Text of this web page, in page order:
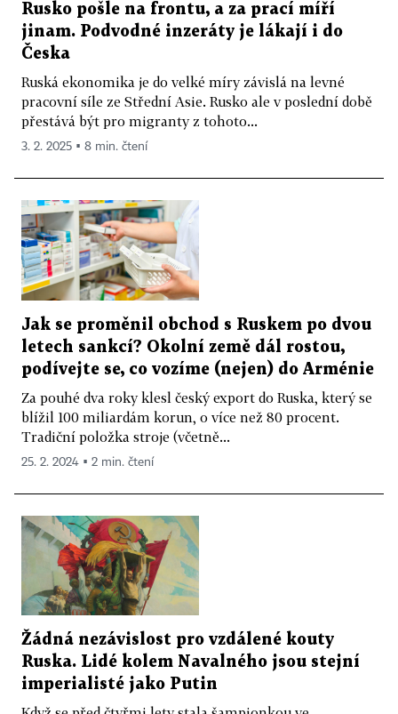
Rusko pošle na frontu, a za prací míří
jinam. Podvodné inzeráty je lákají i do
Česka
Ruská ekonomika je do velké míry závislá na levné
pracovní síle ze Střední Asie. Rusko ale v poslední době
přestává být pro migranty z tohoto...
3. 2. 2025 ▪ 8 min. čtení
Jak se proměnil obchod s Ruskem po dvou
letech sankcí? Okolní země dál rostou,
podívejte se, co vozíme (nejen) do Arménie
Za pouhé dva roky klesl český export do Ruska, který se
blížil 100 miliardám korun, o více než 80 procent.
Tradiční položka stroje (včetně...
25. 2. 2024 ▪ 2 min. čtení
Žádná nezávislost pro vzdálené kouty
Ruska. Lidé kolem Navalného jsou stejní
imperialisté jako Putin